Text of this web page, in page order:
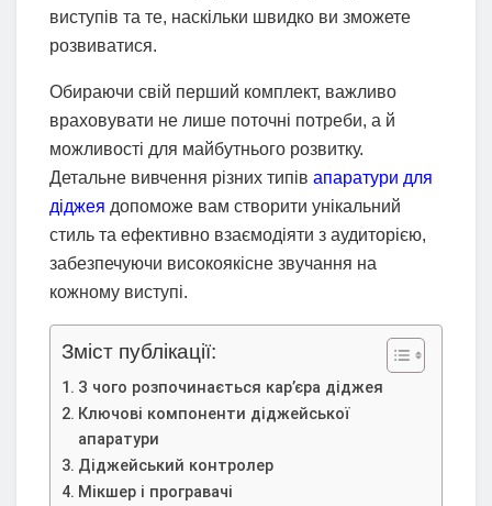
виступів та те, наскільки швидко ви зможете
розвиватися.
Обираючи свій перший комплект, важливо
враховувати не лише поточні потреби, а й
можливості для майбутнього розвитку.
Детальне вивчення різних типів апаратури для
діджея допоможе вам створити унікальний
стиль та ефективно взаємодіяти з аудиторією,
забезпечуючи високоякісне звучання на
кожному виступі.
Зміст публікації:
З чого розпочинається кар’єра діджея
Ключові компоненти діджейської
апаратури
Діджейський контролер
Мікшер і програвачі